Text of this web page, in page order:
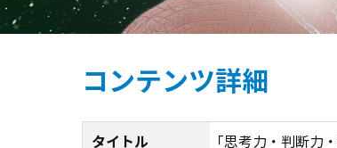
コンテンツ詳細
タイトル 「思考力・判断力